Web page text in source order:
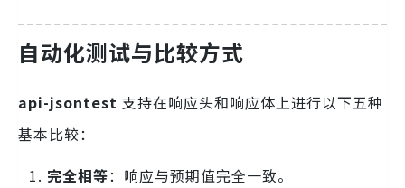
自动化测试与比较方式
api-jsontest 支持在响应头和响应体上进行以下五种
基本比较：
完全相等：响应与预期值完全一致。